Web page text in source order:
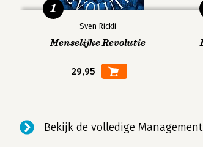
Sven Rickli
Menselijke Revolutie
29,95
1
Bekijk de volledige